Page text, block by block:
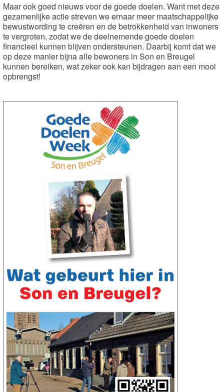
Maar ook goed nieuws voor de goede doelen. Want met deze
gezamenlijke actie streven we ernaar meer maatschappelijke
bewustwording te creëren en de betrokkenheid van inwoners
te vergroten, zodat we de deelnemende goede doelen
financieel kunnen blijven ondersteunen. Daarbij komt dat we
op deze manier bijna alle bewoners in Son en Breugel
kunnen bereiken, wat zeker ook kan bijdragen aan een mooi
opbrengst!